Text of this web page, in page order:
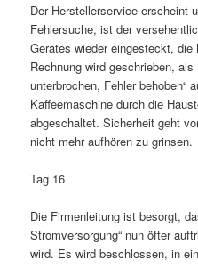
Der Herstellerservice erscheint
Fehlersuche, ist der
Gerätes wieder eingesteckt,
Rechnung wird geschrieben,
unterbrochen, Fehler behoben“
Kaffeemaschine durch die
abgeschaltet. Sicherheit geht
nicht mehr aufhören zu grinsen.
Tag 16
Die Firmenleitung ist besorgt,
Stromversorgung“ nun öfter
wird. Es wird beschlossen, in